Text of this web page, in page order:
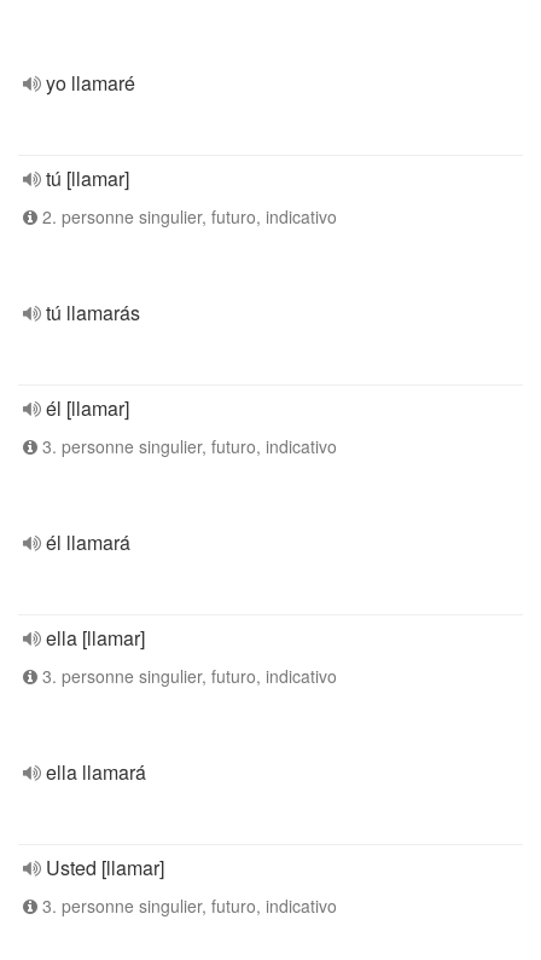
yo llamaré
tú [llamar]
2. personne singulier, futuro, indicativo
tú llamarás
él [llamar]
3. personne singulier, futuro, indicativo
él llamará
ella [llamar]
3. personne singulier, futuro, indicativo
ella llamará
Usted [llamar]
3. personne singulier, futuro, indicativo